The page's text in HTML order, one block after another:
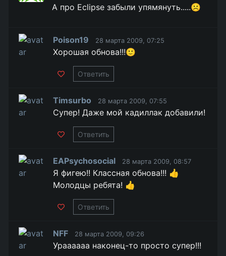
А про Eclipse забыли упямянуть.....☹️
Poison19 28 марта 2009, 07:25
Хорошая обнова!!!🙂
Ответить
Timsurbo 28 марта 2009, 07:55
Cупер! Даже мой кадиллак добавили!
Ответить
EAPsychosocial 28 марта 2009, 08:57
Я фигею!! Классная обнова!!! 👍
Молодцы ребята! 👍
Ответить
NFF 28 марта 2009, 09:26
Ураааааа наконец-то просто супер!!!